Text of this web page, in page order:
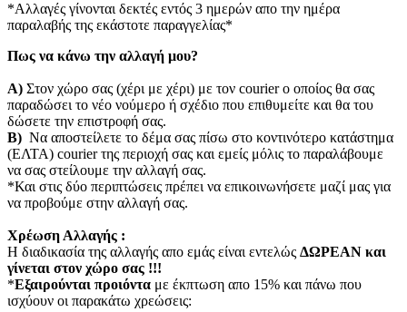
*Αλλαγές γίνονται δεκτές εντός 3 ημερών απο την ημέρα
παραλαβής της εκάστοτε παραγγελίας*
Πως να κάνω την αλλαγή μου?
Α) Στον χώρο σας (χέρι με χέρι) με τον courier o οποίος θα σας
παραδώσει το νέο νούμερο ή σχέδιο που επιθυμείτε και θα του
δώσετε την επιστροφή σας.
Β) Να αποστείλετε το δέμα σας πίσω στο κοντινότερο κατάστημα
(ΕΛΤΑ) courier της περιοχή σας και εμείς μόλις το παραλάβουμε
να σας στείλουμε την αλλαγή σας.
*Και στις δύο περιπτώσεις πρέπει να επικοινωνήσετε μαζί μας για
να προβούμε στην αλλαγή σας.
Χρέωση Αλλαγής :
Η διαδικασία της αλλαγής απο εμάς είναι εντελώς ΔΩΡΕΑΝ και
γίνεται στον χώρο σας !!!
*Εξαιρούνται προιόντα με έκπτωση απο 15% και πάνω που
ισχύουν οι παρακάτω χρεώσεις: